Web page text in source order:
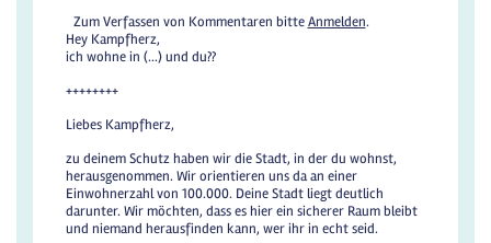
Zum Verfassen von Kommentaren bitteAnmelden.
Hey Kampfherz,
ich wohne in (...) und du??
++++++++
Liebes Kampfherz,
zu deinem Schutz haben wir die Stadt, in der du wohnst,
herausgenommen. Wir orientieren uns da an einer
Einwohnerzahl von 100.000. Deine Stadt liegt deutlich
darunter. Wir möchten, dass es hier ein sicherer Raum bleibt
und niemand herausfinden kann, wer ihr in echt seid.